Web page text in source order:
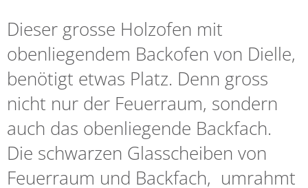
Dieser grosse Holzofen mit
obenliegendem Backofen von Dielle,
benötigt etwas Platz. Denn gross
nicht nur der Feuerraum, sondern
auch das obenliegende Backfach.
Die schwarzen Glasscheiben von
Feuerraum und Backfach, umrahmt